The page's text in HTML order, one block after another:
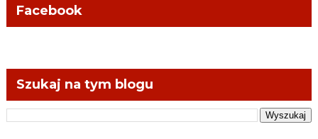
Facebook
Szukaj na tym blogu